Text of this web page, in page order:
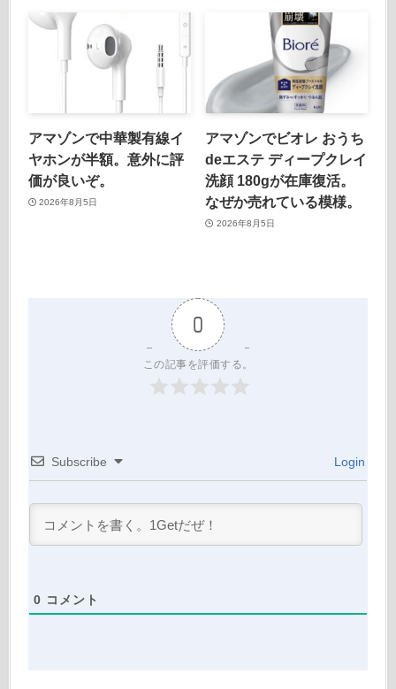
アマゾンで中華製有線イ
ヤホンが半額。意外に評
価が良いぞ。
2026年8月5日
アマゾンでビオレ おうち
deエステ ディープクレイ
洗顔 180gが在庫復活。
なぜか売れている模様。
2026年8月5日
0
この記事を評価する。
Subscribe Login
0 コメント